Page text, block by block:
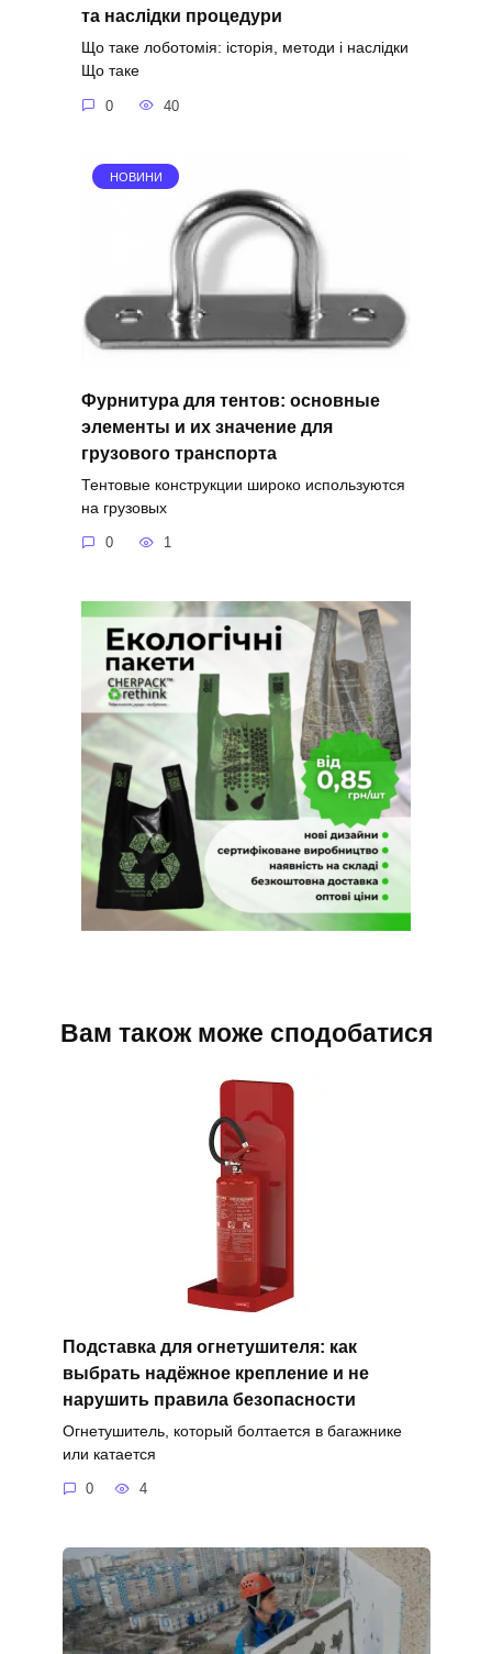
та наслідки процедури
Що таке лоботомія: історія, методи і наслідки
Що таке
0 40
НОВИНИ
Фурнитура для тентов: основные
элементы и их значение для
грузового транспорта
Тентовые конструкции широко используются
на грузовых
0 1
Вам також може сподобатися
Подставка для огнетушителя: как
выбрать надёжное крепление и не
нарушить правила безопасности
Огнетушитель, который болтается в багажнике
или катается
0 4